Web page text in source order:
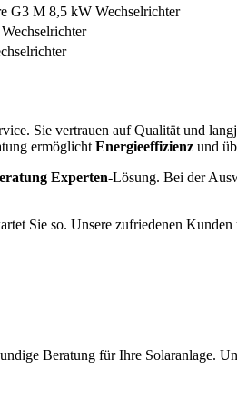
G3 M 8,5 kW Wechselrichter
Sie vertrauen auf Qualität und
ermöglicht Energieeffizienz und
Experten-Lösung. Bei der
Sie so. Unsere zufriedenen
Beratung für Ihre Solaranlage.